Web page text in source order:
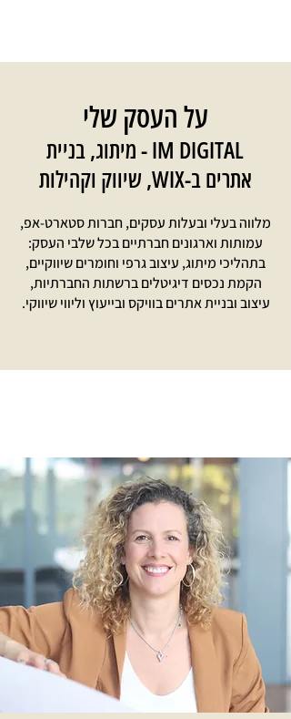
IM DIGITAL - מיתוג, בניית
אתרים ב-WIX, שיווק וקהילות
על העסק שלי
מלווה בעלי ובעלות עסקים, חברות סטארט-אפ,
עמותות וארגונים חברתיים בכל שלבי העסק:
בתהליכי מיתוג, עיצוב גרפי וחומרים שיווקיים,
הקמת נכסים דיגיטלים ברשתות החברתיות,
עיצוב ובניית אתרים בוויקס ובייעוץ וליווי שיווקי.